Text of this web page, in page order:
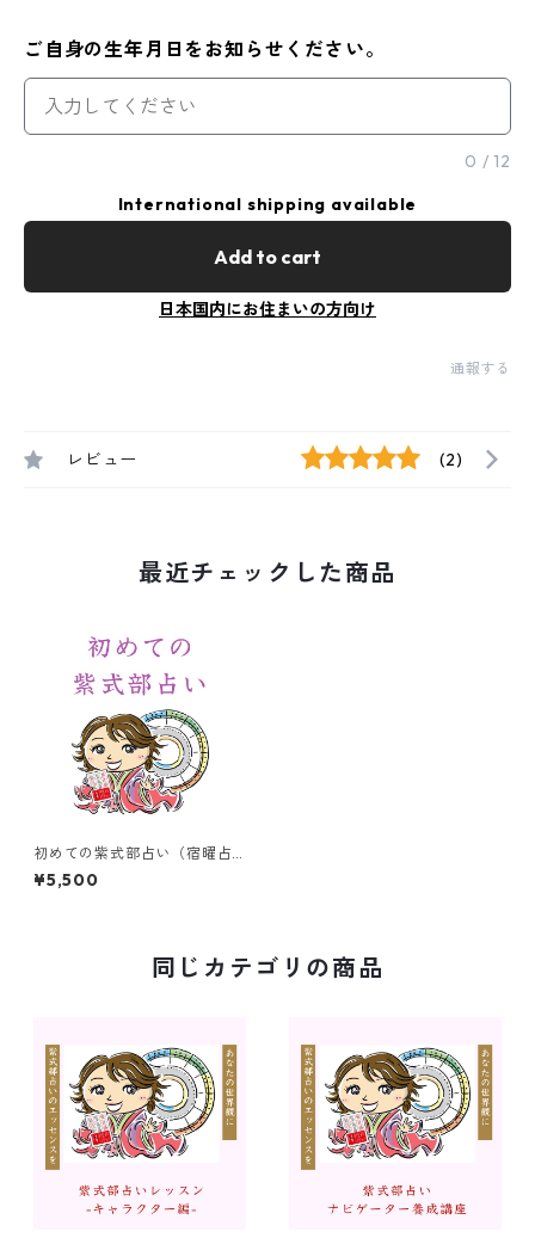
ご自身の生年月日をお知らせください。
0 / 12
International shipping available
Add to cart
日本国内にお住まいの方向け
通報する
レビュー (2)
最近チェックした商品
初めての紫式部占い（宿曜占
星術）
¥5,500
同じカテゴリの商品